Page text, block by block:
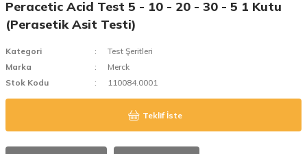
Peracetic Acid Test 5 - 10 - 20 - 30 - 5 1 Kutu
(Perasetik Asit Testi)
Kategori
Test Şeritleri
Marka
Merck
Stok Kodu
110084.0001
Teklif İste